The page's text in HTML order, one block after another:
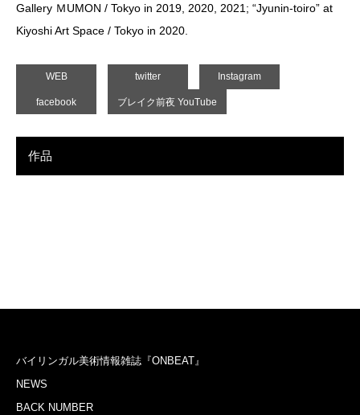
Gallery ＭUMON / Tokyo in 2019, 2020, 2021; “Jyunin-toiro” at
Kiyoshi Art Space / Tokyo in 2020.
WEB twitter Instagram
facebook ブレイク前夜 YouTube
作品
バイリンガル美術情報雑誌『ONBEAT』
NEWS
BACK NUMBER